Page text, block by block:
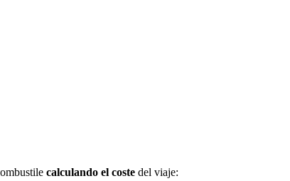
calculando el coste del viaje: